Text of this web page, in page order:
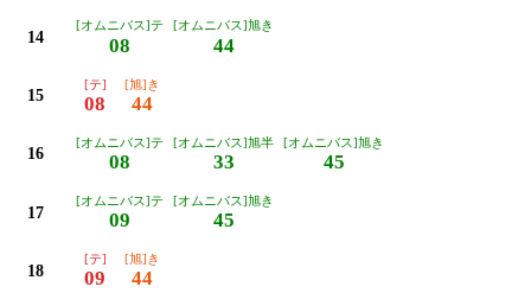
14
[オムニバス]テ
08
[オムニバス]旭き
44
15
[テ]
08
[旭]き
44
16
[オムニバス]テ
08
[オムニバス]旭半
33
[オムニバス]旭き
45
17
[オムニバス]テ
09
[オムニバス]旭き
45
18
[テ]
09
[旭]き
44